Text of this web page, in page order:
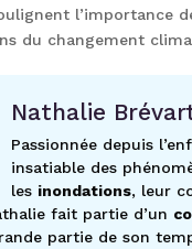
l’importance
du changement
Nathalie
Passionnée depuis
insatiable des
les inondations, leur
fait partie d’un
partie de son